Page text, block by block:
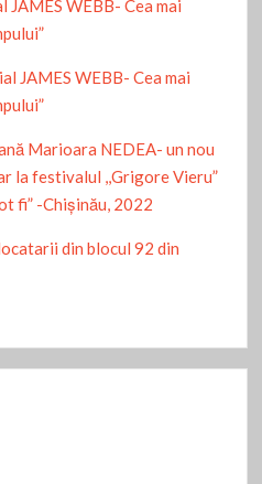
JAMES WEBB- Cea mai
JAMES WEBB- Cea mai
Marioara NEDEA- un nou
la festivalul ,,Grigore Vieru”
fi” -Chişinău, 2022
din blocul 92 din